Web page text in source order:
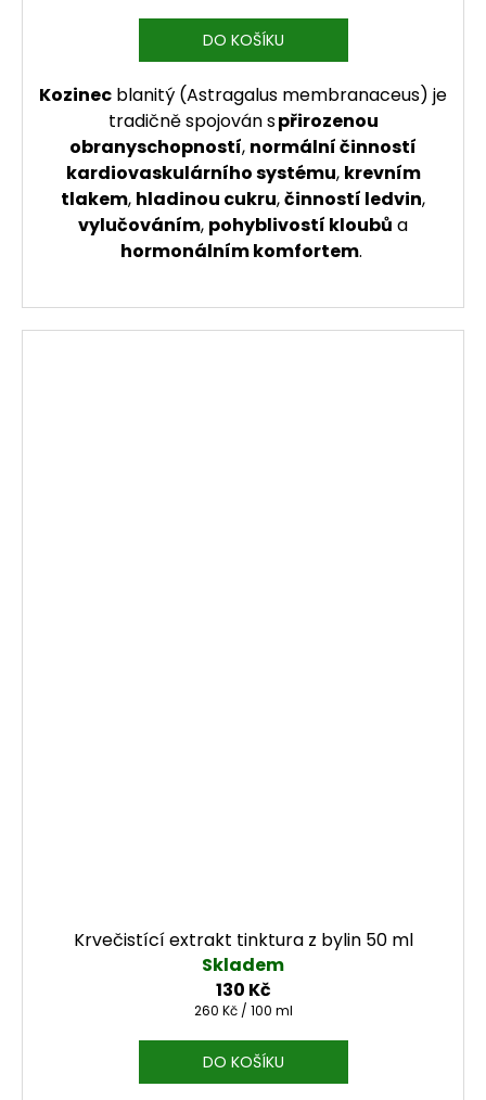
DO KOŠÍKU
Kozinec blanitý (Astragalus membranaceus) je
tradičně spojován spřirozenou
obranyschopností, normální činností
kardiovaskulárního systému, krevním
tlakem, hladinou cukru,činností ledvin,
vylučováním, pohyblivostí kloubů a
hormonálním komfortem.
Krvečistící extrakt tinktura z bylin 50 ml
Skladem
130 Kč
Měrná cena:
260 Kč / 100 ml
DO KOŠÍKU